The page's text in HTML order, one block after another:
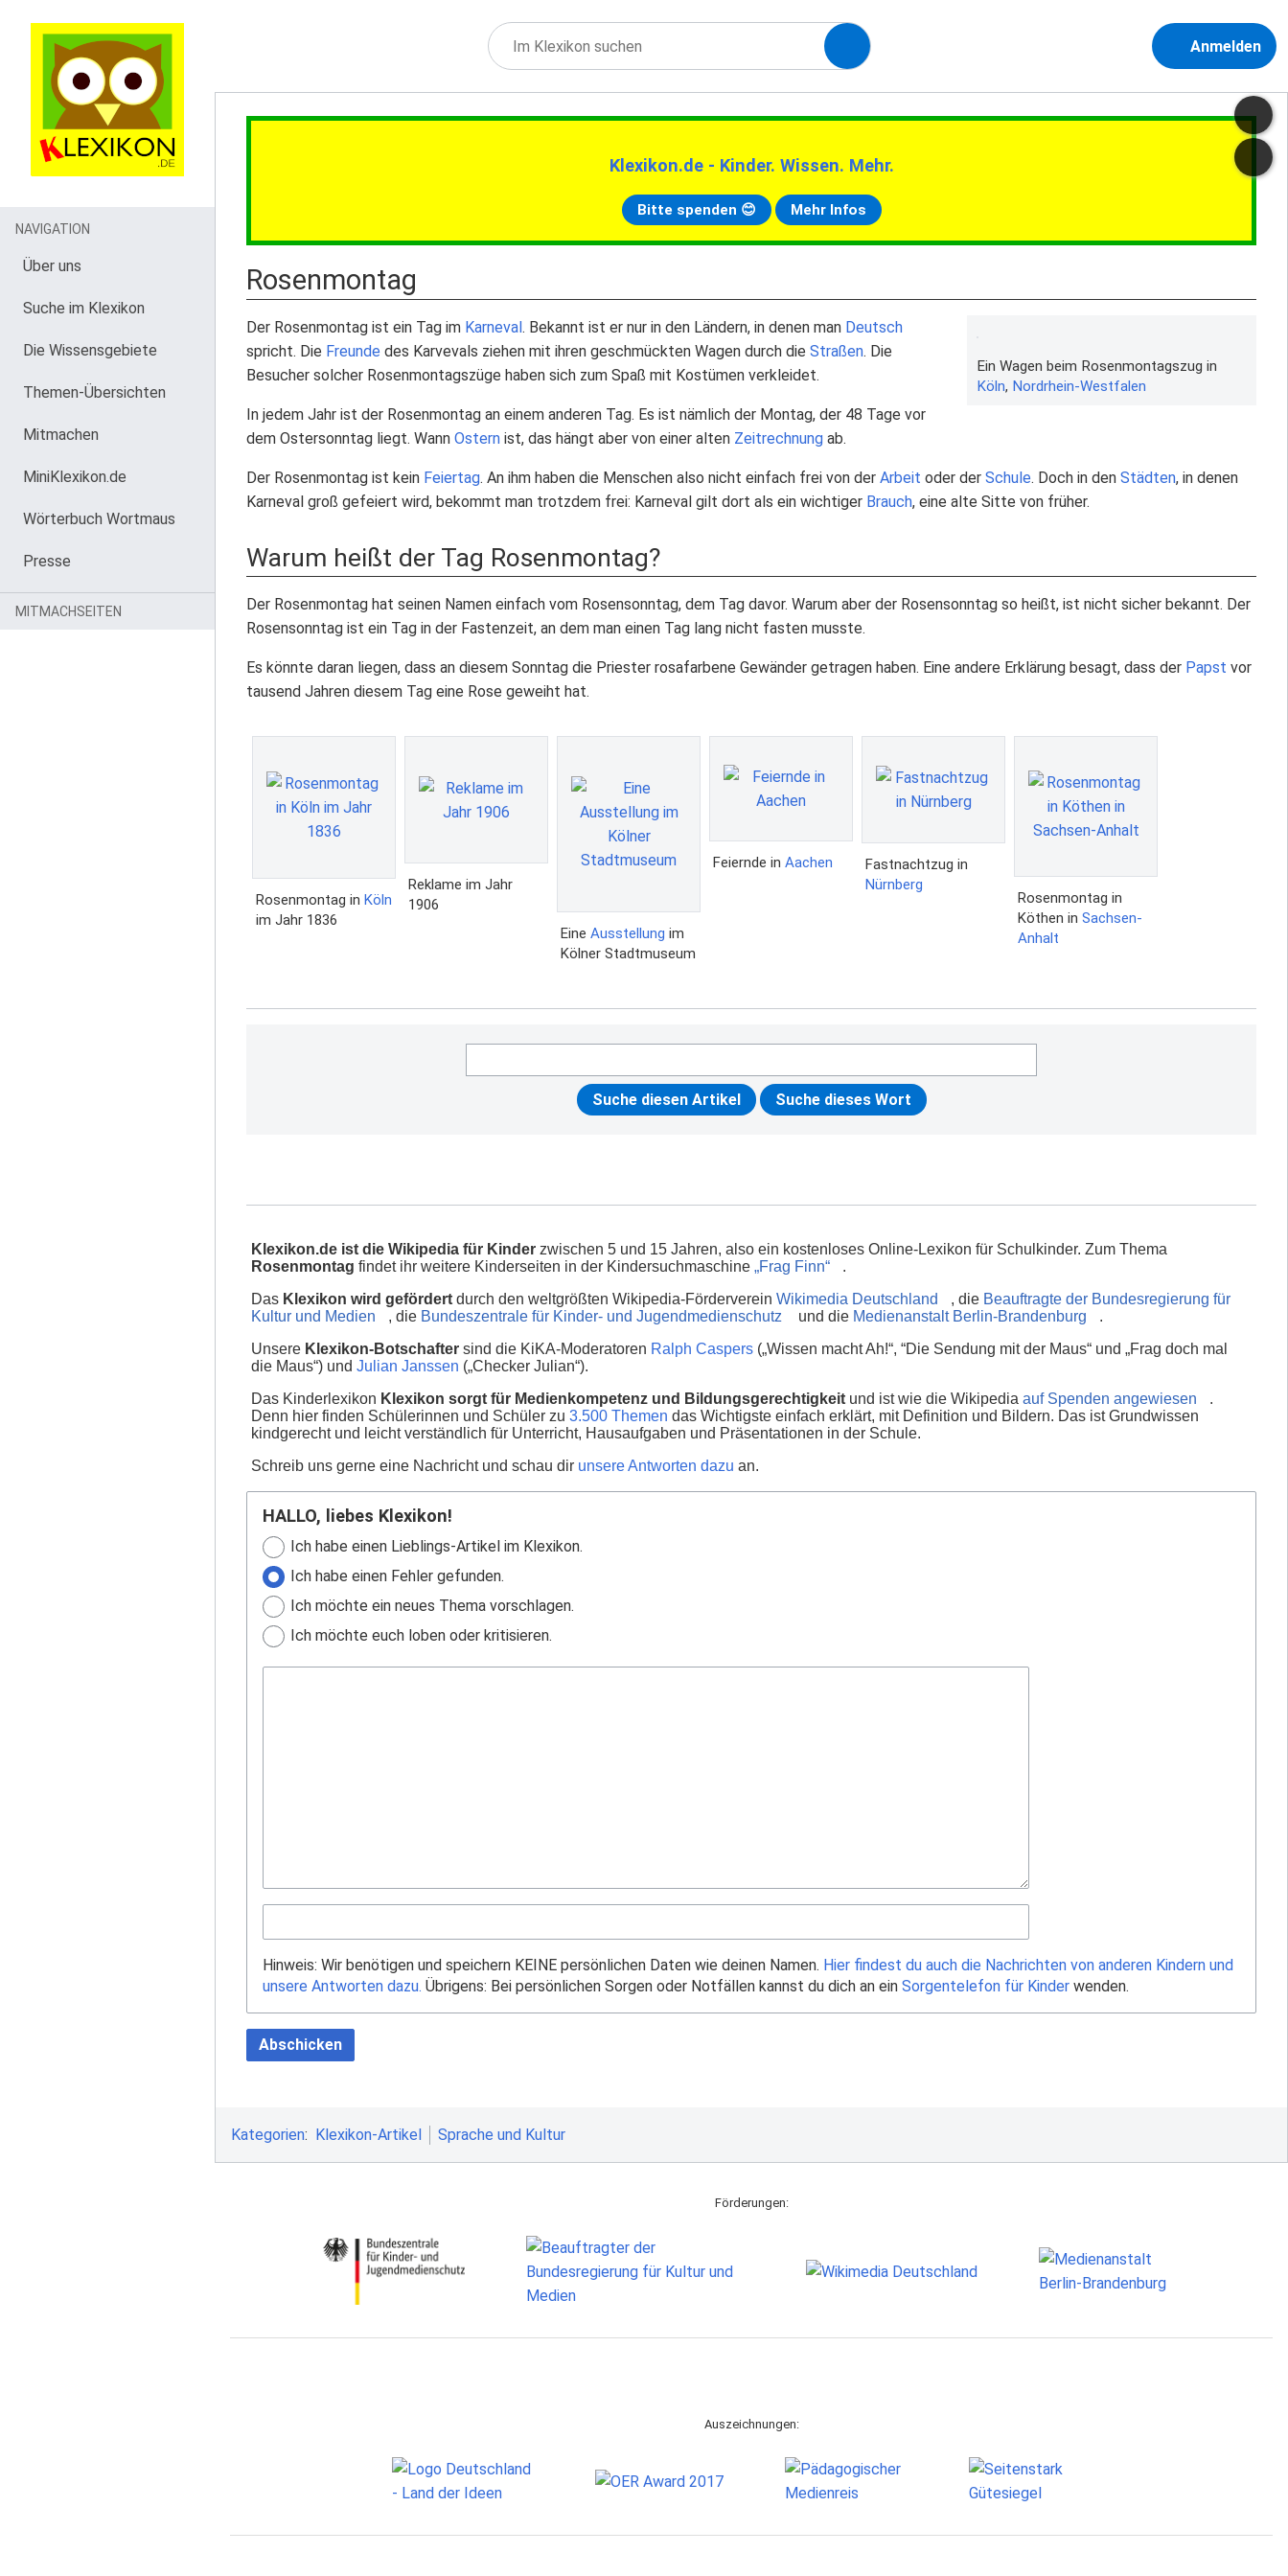
Anmelden
Klexikon.de - Kinder. Wissen. Mehr.
Bitte spenden 😊 Mehr Infos
Rosenmontag
Ein Wagen beim Rosenmontagszug in
Köln, Nordrhein-Westfalen
Der Rosenmontag ist ein Tag im Karneval. Bekannt ist er nur in den Ländern, in denen man Deutsch
spricht. Die Freunde des Karvevals ziehen mit ihren geschmückten Wagen durch die Straßen. Die
Besucher solcher Rosenmontagszüge haben sich zum Spaß mit Kostümen verkleidet.
In jedem Jahr ist der Rosenmontag an einem anderen Tag. Es ist nämlich der Montag, der 48 Tage vor
dem Ostersonntag liegt. Wann Ostern ist, das hängt aber von einer alten Zeitrechnung ab.
Der Rosenmontag ist kein Feiertag. An ihm haben die Menschen also nicht einfach frei von der Arbeit oder der Schule. Doch in den Städten, in denen
Karneval groß gefeiert wird, bekommt man trotzdem frei: Karneval gilt dort als ein wichtiger Brauch, eine alte Sitte von früher.
Warum heißt der Tag Rosenmontag?
Der Rosenmontag hat seinen Namen einfach vom Rosensonntag, dem Tag davor. Warum aber der Rosensonntag so heißt, ist nicht sicher bekannt. Der
Rosensonntag ist ein Tag in der Fastenzeit, an dem man einen Tag lang nicht fasten musste.
Es könnte daran liegen, dass an diesem Sonntag die Priester rosafarbene Gewänder getragen haben. Eine andere Erklärung besagt, dass der Papst vor
tausend Jahren diesem Tag eine Rose geweiht hat.
Rosenmontag in Köln
im Jahr 1836
Reklame im Jahr
1906
Eine Ausstellung im
Kölner Stadtmuseum
Feiernde in Aachen
Fastnachtzug in
Nürnberg
Rosenmontag in
Köthen in Sachsen-
Anhalt
Klexikon.de ist die Wikipedia für Kinder zwischen 5 und 15 Jahren, also ein kostenloses Online-Lexikon für Schulkinder. Zum Thema
Rosenmontag findet ihr weitere Kinderseiten in der Kindersuchmaschine „Frag Finn“
.
Das Klexikon wird gefördert durch den weltgrößten Wikipedia-Förderverein Wikimedia Deutschland , die Beauftragte der Bundesregierung für
Kultur und Medien
, die Bundeszentrale für Kinder- und Jugendmedienschutz und die Medienanstalt Berlin-Brandenburg
.
Unsere Klexikon-Botschafter sind die KiKA-Moderatoren Ralph Caspers („Wissen macht Ah!“, “Die Sendung mit der Maus“ und „Frag doch mal
die Maus“) und Julian Janssen („Checker Julian“).
Das Kinderlexikon Klexikon sorgt für Medienkompetenz und Bildungsgerechtigkeit und ist wie die Wikipedia auf Spenden angewiesen
.
Denn hier finden Schülerinnen und Schüler zu 3.500 Themen das Wichtigste einfach erklärt, mit Definition und Bildern. Das ist Grundwissen
kindgerecht und leicht verständlich für Unterricht, Hausaufgaben und Präsentationen in der Schule.
Schreib uns gerne eine Nachricht und schau dir unsere Antworten dazu an.
HALLO, liebes Klexikon!
Ich habe einen Lieblings-Artikel im Klexikon.
Ich habe einen Fehler gefunden.
Ich möchte ein neues Thema vorschlagen.
Ich möchte euch loben oder kritisieren.
Hinweis: Wir benötigen und speichern KEINE persönlichen Daten wie deinen Namen. Hier findest du auch die Nachrichten von anderen Kindern und
unsere Antworten dazu. Übrigens: Bei persönlichen Sorgen oder Notfällen kannst du dich an ein Sorgentelefon für Kinder wenden.
Abschicken
Kategorien: Klexikon-Artikel Sprache und Kultur
NAVIGATION
Über uns
Suche im Klexikon
Die Wissensgebiete
Themen-Übersichten
Mitmachen
MiniKlexikon.de
Wörterbuch Wortmaus
Presse
MITMACHSEITEN
Förderungen:
Auszeichnungen: